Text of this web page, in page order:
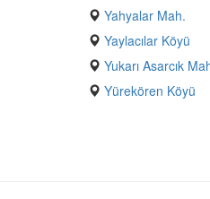
Yahyalar Mah.
Yaylacılar Köyü
Yukarı Asarcık
Yürekören Köyü